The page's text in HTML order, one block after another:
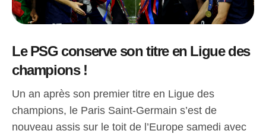
Le PSG conserve son titre en Ligue des
champions !
Un an après son premier titre en Ligue des
champions, le Paris Saint-Germain s’est de
nouveau assis sur le toit de l’Europe samedi avec